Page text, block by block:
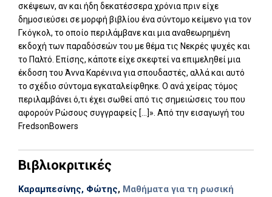
σκέψεων, αν και ήδη δεκατέσσερα χρόνια πριν είχε
δημοσιεύσει σε μορφή βιβλίου ένα σύντομο κείμενο για τον
Γκόγκολ, το οποίο περιλάμβανε και μια αναθεωρημένη
εκδοχή των παραδόσεών του με θέμα τις Νεκρές ψυχές και
το Παλτό. Επίσης, κάποτε είχε σκεφτεί να επιμεληθεί μια
έκδοση του Άννα Καρένινα για σπουδαστές, αλλά και αυτό
το σχέδιο σύντομα εγκαταλείφθηκε. Ο ανά χείρας τόμος
περιλαμβάνει ό,τι έχει σωθεί από τις σημειώσεις του που
αφορούν Ρώσους συγγραφείς [...]». Από την εισαγωγή του
FredsonBowers
Βιβλιοκριτικές
Καραμπεσίνης, Φώτης, Μαθήματα για τη ρωσική